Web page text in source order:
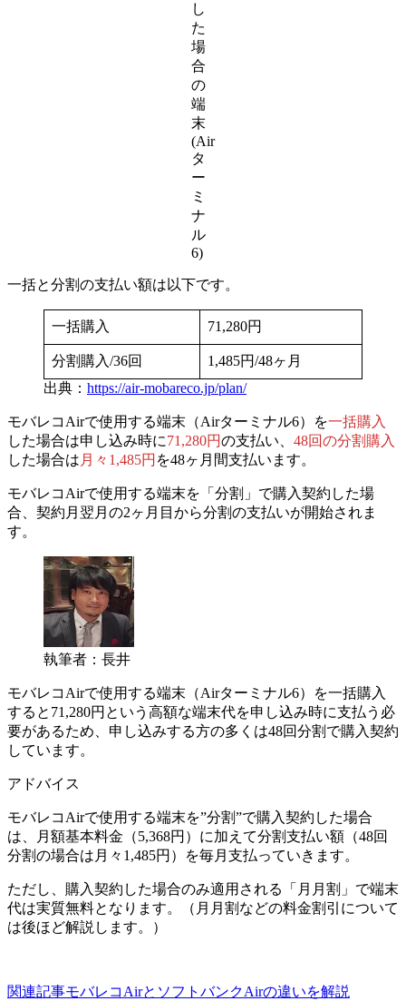
し
た
場
合
の
端
末
(Air
タ
ー
ミ
ナ
ル
6)
一括と分割の支払い額は以下です。
一括購入 71,280円
分割購入/36回
1,485円/48ヶ月
出典： https://air-mobareco.jp/plan/
モバレコAirで使用する端末（Airターミナル6）を一括購入
した場合は申し込み時に71,280円の支払い
48回の分割購入
した場合は 月々1,485円 を48ヶ月間支払い ます。
モバレコAirで使用する端末を「分割」で購入契約した場
合、契約月翌月の2ヶ月目から分割の支払いが開始されま
す。
執筆者：長井
モバレコAirで使用する端末（Airターミナル6）を一括購入
すると71,280円という高額な端末代を申し込み時に支払う必
要があるため、申し込みする方の多くは48回分割で購入契約
しています。
アドバイス
モバレコAirで使用する端末を”分割”で購入契約した場合
は、月額基本料金（5,368円）に加えて分割支払い額（48回
分割の場合は月々1,485円）を毎月支払っていきます。
ただし、購入契約した場合のみ適用される
「月月割」で端末
代は実質無料となります。（月月割などの料金割引について
は後ほど解説します。）
関連記事モバレコAirとソフトバンクAirの違いを解説